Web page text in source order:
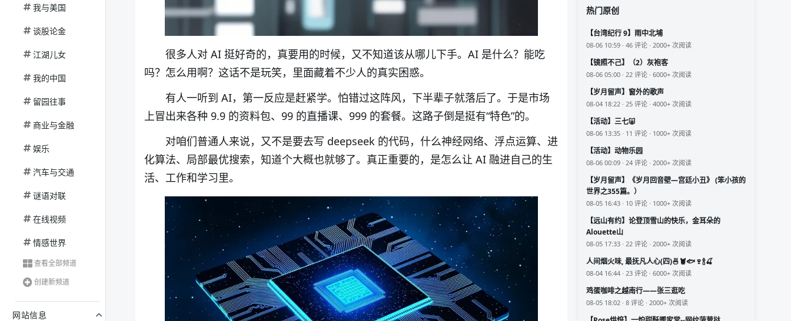
我与美国
谈股论金
江湖儿女
我的中国
留园往事
商业与金融
娱乐
汽车与交通
谜语对联
在线视频
情感世界
查看全部频道
创建新频道
网站信息
很多人对 AI 挺好奇的，真要用的时候，又不知道该从哪儿下手。 AI 是什么？能吃
吗？怎么用啊？这话不是玩笑，里面藏着不少人的真实困惑。
有人一听到 AI，第一反应是赶紧学。怕错过这阵风，下半辈子就落后了。于是市场
上冒出来各种 9.9 的资料包、 99 的直播课、 999 的套餐。这路子倒是挺有“特色”的。
对咱们普通人来说，又不是要去写 deepseek 的代码，什么神经网络、浮点运算、进
化算法、局部最优搜索，知道个大概也就够了。真正重要的，是怎么让 AI 融进自己的生
活、工作和学习里。
热门原创
【台湾纪行 9】雨中北埔
08-06 10:59 · 46 评论 · 2000+ 次阅读
【镜照不己】（2）灰袍客
08-06 05:00 · 22 评论 · 6000+ 次阅读
【岁月留声】窗外的歌声
08-04 18:22 · 25 评论 · 4000+ 次阅读
【活动】三七🐷
08-06 13:35 · 11 评论 · 1000+ 次阅读
【活动】动物乐园
08-06 00:09 · 24 评论 · 2000+ 次阅读
【岁月留声】《岁月回音壁—宫廷小丑》 (笨小孩的
世界之355篇。）
08-05 16:43 · 10 评论 · 1000+ 次阅读
【远山有约】论登顶雪山的快乐，金耳朵的
Alouette山
08-05 17:33 · 22 评论 · 2000+ 次阅读
人间烟火味, 最抚凡人心(四)🍜🦞🐟🍷🍾🍒
08-04 16:44 · 23 评论 · 6000+ 次阅读
鸡蛋咖啡之越南行——张三逛吃
08-05 18:02 · 8 评论 · 2000+ 次阅读